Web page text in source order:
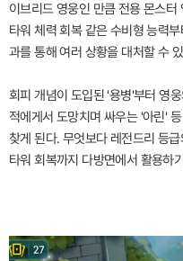
이브리드 영웅인 만큼 전용 몬스
타워 체력 회복 같은 수비형 능력
과를 통해 여러 상황을 대처할 수
회피 개념이 도입된 '용병'부터 영
적에게서 도망치며 싸우는 '아린'
찾게 된다. 무엇보다 레전드리 등
타워 회복까지 다방면에서 활용하